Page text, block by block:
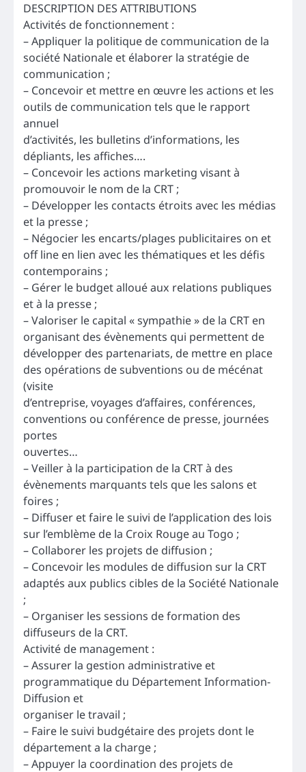
DESCRIPTION DES ATTRIBUTIONS
Activités de fonctionnement :
– Appliquer la politique de communication de la
société Nationale et élaborer la stratégie de
communication ;
– Concevoir et mettre en œuvre les actions et les
outils de communication tels que le rapport
annuel
d’activités, les bulletins d’informations, les
dépliants, les affiches….
– Concevoir les actions marketing visant à
promouvoir le nom de la CRT ;
– Développer les contacts étroits avec les médias
et la presse ;
– Négocier les encarts/plages publicitaires on et
off line en lien avec les thématiques et les défis
contemporains ;
– Gérer le budget alloué aux relations publiques
et à la presse ;
– Valoriser le capital « sympathie » de la CRT en
organisant des évènements qui permettent de
développer des partenariats, de mettre en place
des opérations de subventions ou de mécénat
(visite
d’entreprise, voyages d’affaires, conférences,
conventions ou conférence de presse, journées
portes
ouvertes…
– Veiller à la participation de la CRT à des
évènements marquants tels que les salons et
foires ;
– Diffuser et faire le suivi de l’application des lois
sur l’emblème de la Croix Rouge au Togo ;
– Collaborer les projets de diffusion ;
– Concevoir les modules de diffusion sur la CRT
adaptés aux publics cibles de la Société Nationale
;
– Organiser les sessions de formation des
diffuseurs de la CRT.
Activité de management :
– Assurer la gestion administrative et
programmatique du Département Information-
Diffusion et
organiser le travail ;
– Faire le suivi budgétaire des projets dont le
département a la charge ;
– Appuyer la coordination des projets de